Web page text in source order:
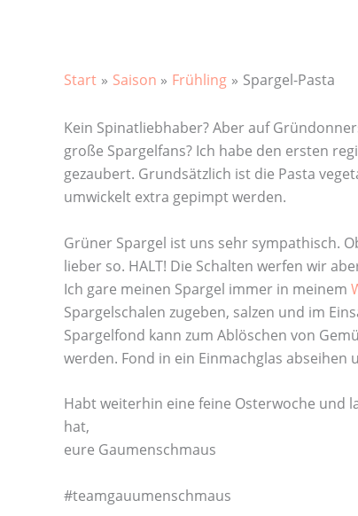
Start Saison Frühling Spargel-Pasta
Kein Spinatliebhaber? Aber auf
große Spargelfans? Ich habe den ersten
gezaubert. Grundsätzlich ist die Pasta
umwickelt extra gepimpt werden.
Grüner Spargel ist uns sehr sympathisch.
lieber so. HALT! Die Schalten werfen wir
Ich gare meinen Spargel immer in meinem
Spargelschalen zugeben, salzen und im
Spargelfond kann zum Ablöschen von
werden. Fond in ein Einmachglas
Habt weiterhin eine feine Osterwoche und
hat,
eure Gaumenschmaus
#teamgauumenschmaus